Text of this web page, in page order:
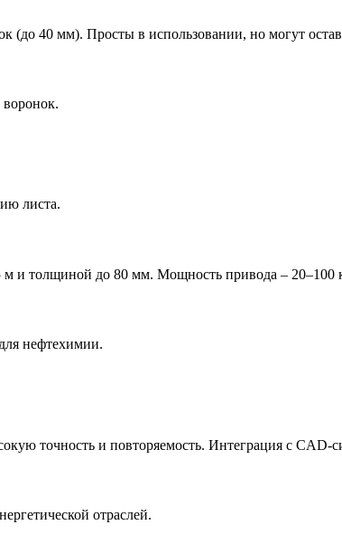
(до 40 мм). Просты в использовании, но могут
листа.
и толщиной до 80 мм. Мощность привода – 20–100
нефтехимии.
точность и повторяемость. Интеграция с
отраслей.